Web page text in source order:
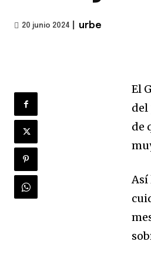
20 junio 2024 urbe
El
del
de
Así